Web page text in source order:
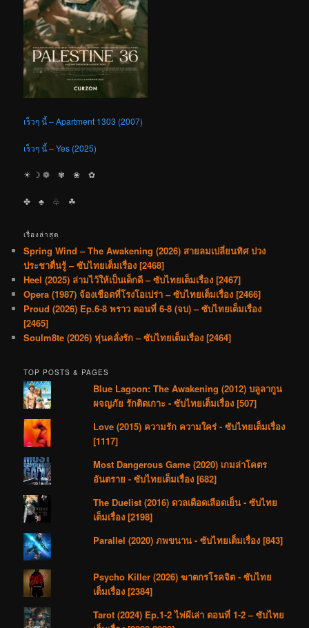
เร็วๆ นี้ – Apartment 1303 (2007)
เร็วๆ นี้ – Yes (2025)
☀︎ ☽ ❁ ✾ ❀ ✿
✤ ♣︎ ♧ ☘︎
เรื่องล่าสุด
Spring Wind – The Awakening (2026) สายลมเปลี่ยนทิศ ปวง
ประชาตื่นรู้ – ซับไทยเต็มเรื่อง [2468]
Heel (2025) ล่ามไว้ให้เป็นเด็กดี – ซับไทยเต็มเรื่อง [2467]
Opera (1987) จ้องเชือดที่โรงโอเปร่า – ซับไทยเต็มเรื่อง [2466]
Proud (2026) Ep.6-8 พราว ตอนที่ 6-8 (จบ) – ซับไทยเต็มเรื่อง
[2465]
Soulm8te (2026) หุ่นคลั่งรัก – ซับไทยเต็มเรื่อง [2464]
TOP POSTS & PAGES
Blue Lagoon: The Awakening (2012) บลูลากูน
ผจญภัย รักติดเกาะ - ซับไทยเต็มเรื่อง [507]
Love (2015) ความรัก ความใคร่ - ซับไทยเต็มเรื่อง
[1117]
Most Dangerous Game (2020) เกมล่าโคตร
อันตราย - ซับไทยเต็มเรื่อง [682]
The Duelist (2016) ดวลเดือดเลือดเย็น - ซับไทย
เต็มเรื่อง [2198]
Parallel (2020) ภพขนาน - ซับไทยเต็มเรื่อง [843]
Psycho Killer (2026) ฆาตกรโรคจิต - ซับไทย
เต็มเรื่อง [2384]
Tarot (2024) Ep.1-2 ไพ่ผีเล่า ตอนที่ 1-2 – ซับไทย